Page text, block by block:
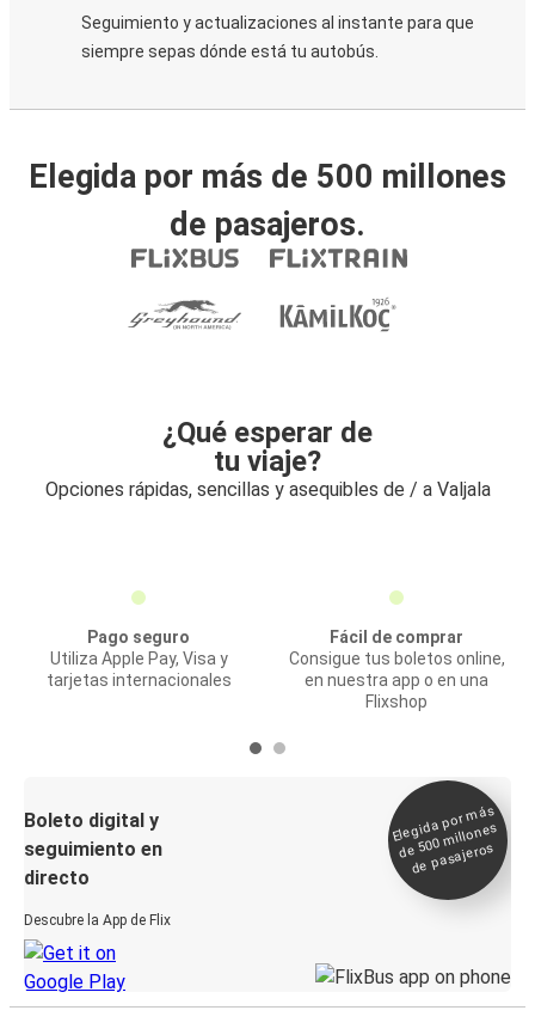
Seguimiento y actualizaciones al instante para que
siempre sepas dónde está tu autobús.
Elegida por más de 500 millones
de pasajeros.
¿Qué esperar de
tu viaje?
Opciones rápidas, sencillas y asequibles de / a Valjala
Pago seguro
Utiliza Apple Pay, Visa y
tarjetas internacionales
Fácil de comprar
Consigue tus boletos online,
en nuestra app o en una
Flixshop
Boleto digital y
seguimiento en
directo
Descubre la App de Flix
Elegida por
más
de 500
millones
de pasajeros